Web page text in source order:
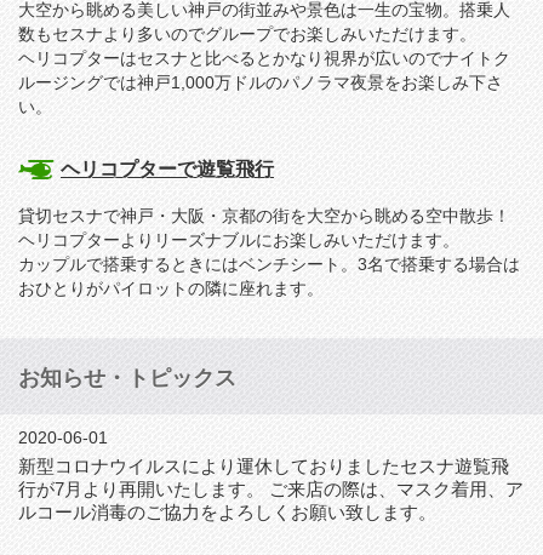
大空から眺める美しい神戸の街並みや景色は一生の宝物。搭乗人
数もセスナより多いのでグループでお楽しみいただけます。
ヘリコプターはセスナと比べるとかなり視界が広いのでナイトク
ルージングでは神戸1,000万ドルのパノラマ夜景をお楽しみ下さ
い。
ヘリコプターで遊覧飛行
貸切セスナで神戸・大阪・京都の街を大空から眺める空中散歩！
ヘリコプターよりリーズナブルにお楽しみいただけます。
カップルで搭乗するときにはベンチシート。3名で搭乗する場合は
おひとりがパイロットの隣に座れます。
お知らせ・トピックス
2020-06-01
新型コロナウイルスにより運休しておりましたセスナ遊覧飛
行が7月より再開いたします。 ご来店の際は、マスク着用、ア
ルコール消毒のご協力をよろしくお願い致します。